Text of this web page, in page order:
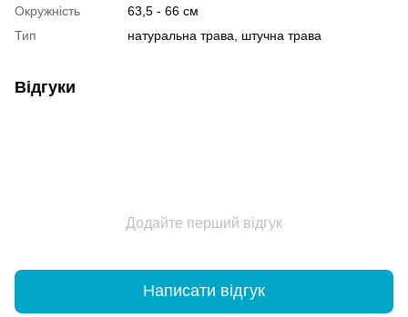
Окружність
63,5 - 66 см
Тип
натуральна трава, штучна трава
Відгуки
Додайте перший відгук
Написати відгук